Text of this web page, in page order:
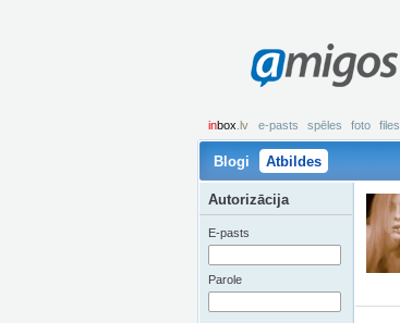
amigos
inbox .lv e-pasts spēles foto files
Blogi Atbildes
Autorizācija
E-pasts
Parole